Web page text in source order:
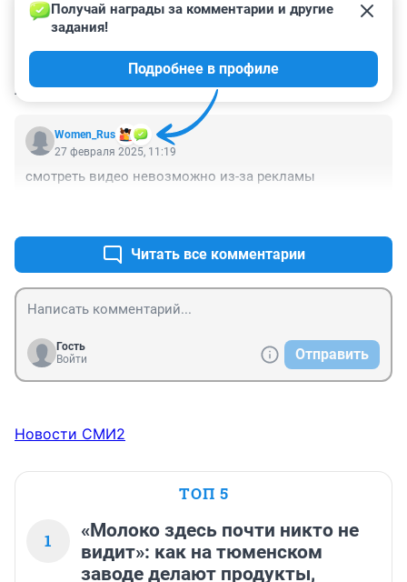
КОММЕНТАРИИ 1
Women_Rus
Получай награды за комментарии и другие
задания!
Подробнее в профиле
27 февраля 2025, 11:19
смотреть видео невозможно из-за рекламы
Читать все комментарии
Гость
Войти
Отправить
Новости СМИ2
ТОП 5
1
«Молоко здесь почти никто не
видит»: как на тюменском
заводе делают продукты,